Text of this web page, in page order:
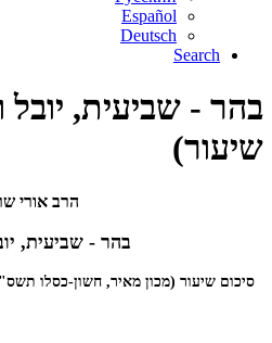
Español
Deutsch
Search
בהר - שביעית, יובל
שיעור)
הרב אורי
בהר - שביעית,
סיכום שיעור (מכון מאיר, חשון-כסלו